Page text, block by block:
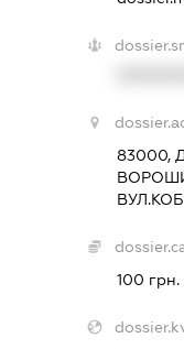
83000,
100 грн.